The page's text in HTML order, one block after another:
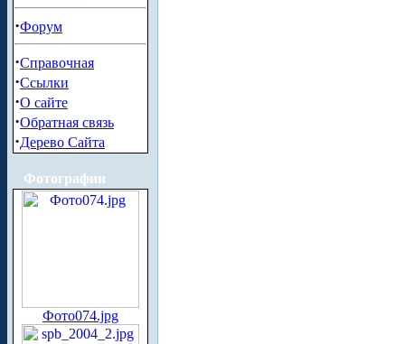
·Форум
·Справочная
·Ссылки
·О сайте
·Обратная связь
·Дерево Сайта
Фотографии
Фото074.jpg